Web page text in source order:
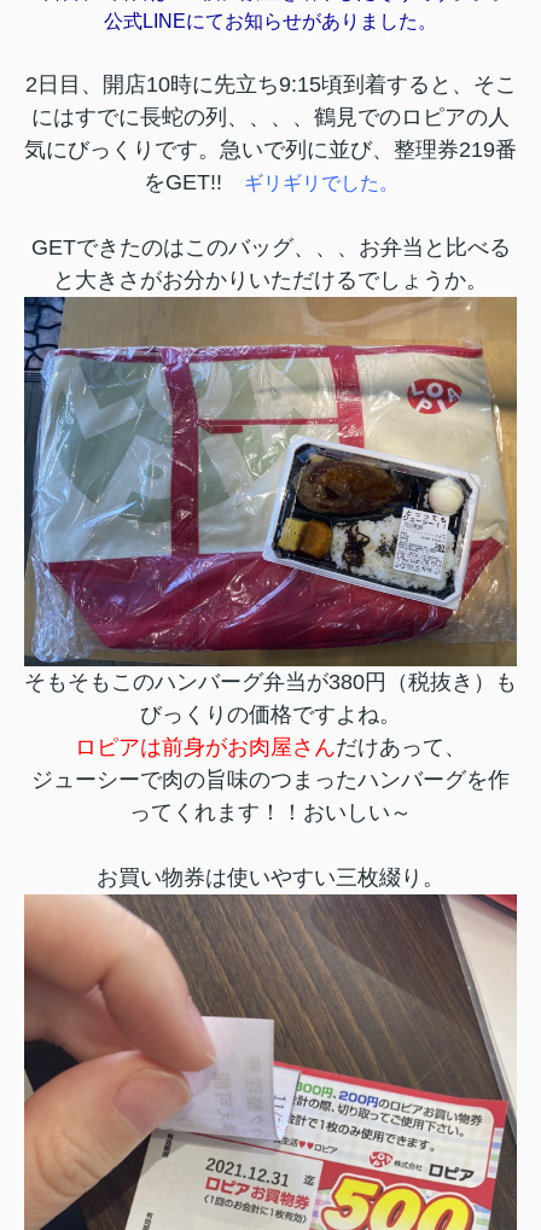
公式LINEにてお知らせがありました。
2日目、開店10時に先立ち9:15頃到着すると、そこ
にはすでに長蛇の列、、、、鶴見でのロピアの人
気にびっくりです。急いで列に並び、整理券219番
をGET!!
ギリギリでした。
GETできたのはこのバッグ、、、お弁当と比べる
と大きさがお分かりいただけるでしょうか。
そもそもこのハンバーグ弁当が380円（税抜き）も
びっくりの価格ですよね。
ロピアは前身がお肉屋さんだけあって、
ジューシーで肉の旨味のつまったハンバーグを作
ってくれます！！おいしい～
お買い物券は使いやすい三枚綴り。